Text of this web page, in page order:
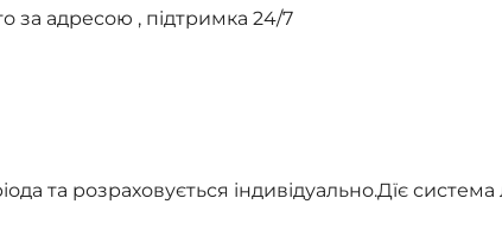
за адресою , підтримка 24/7
та розраховується індивідуально.Дїє система